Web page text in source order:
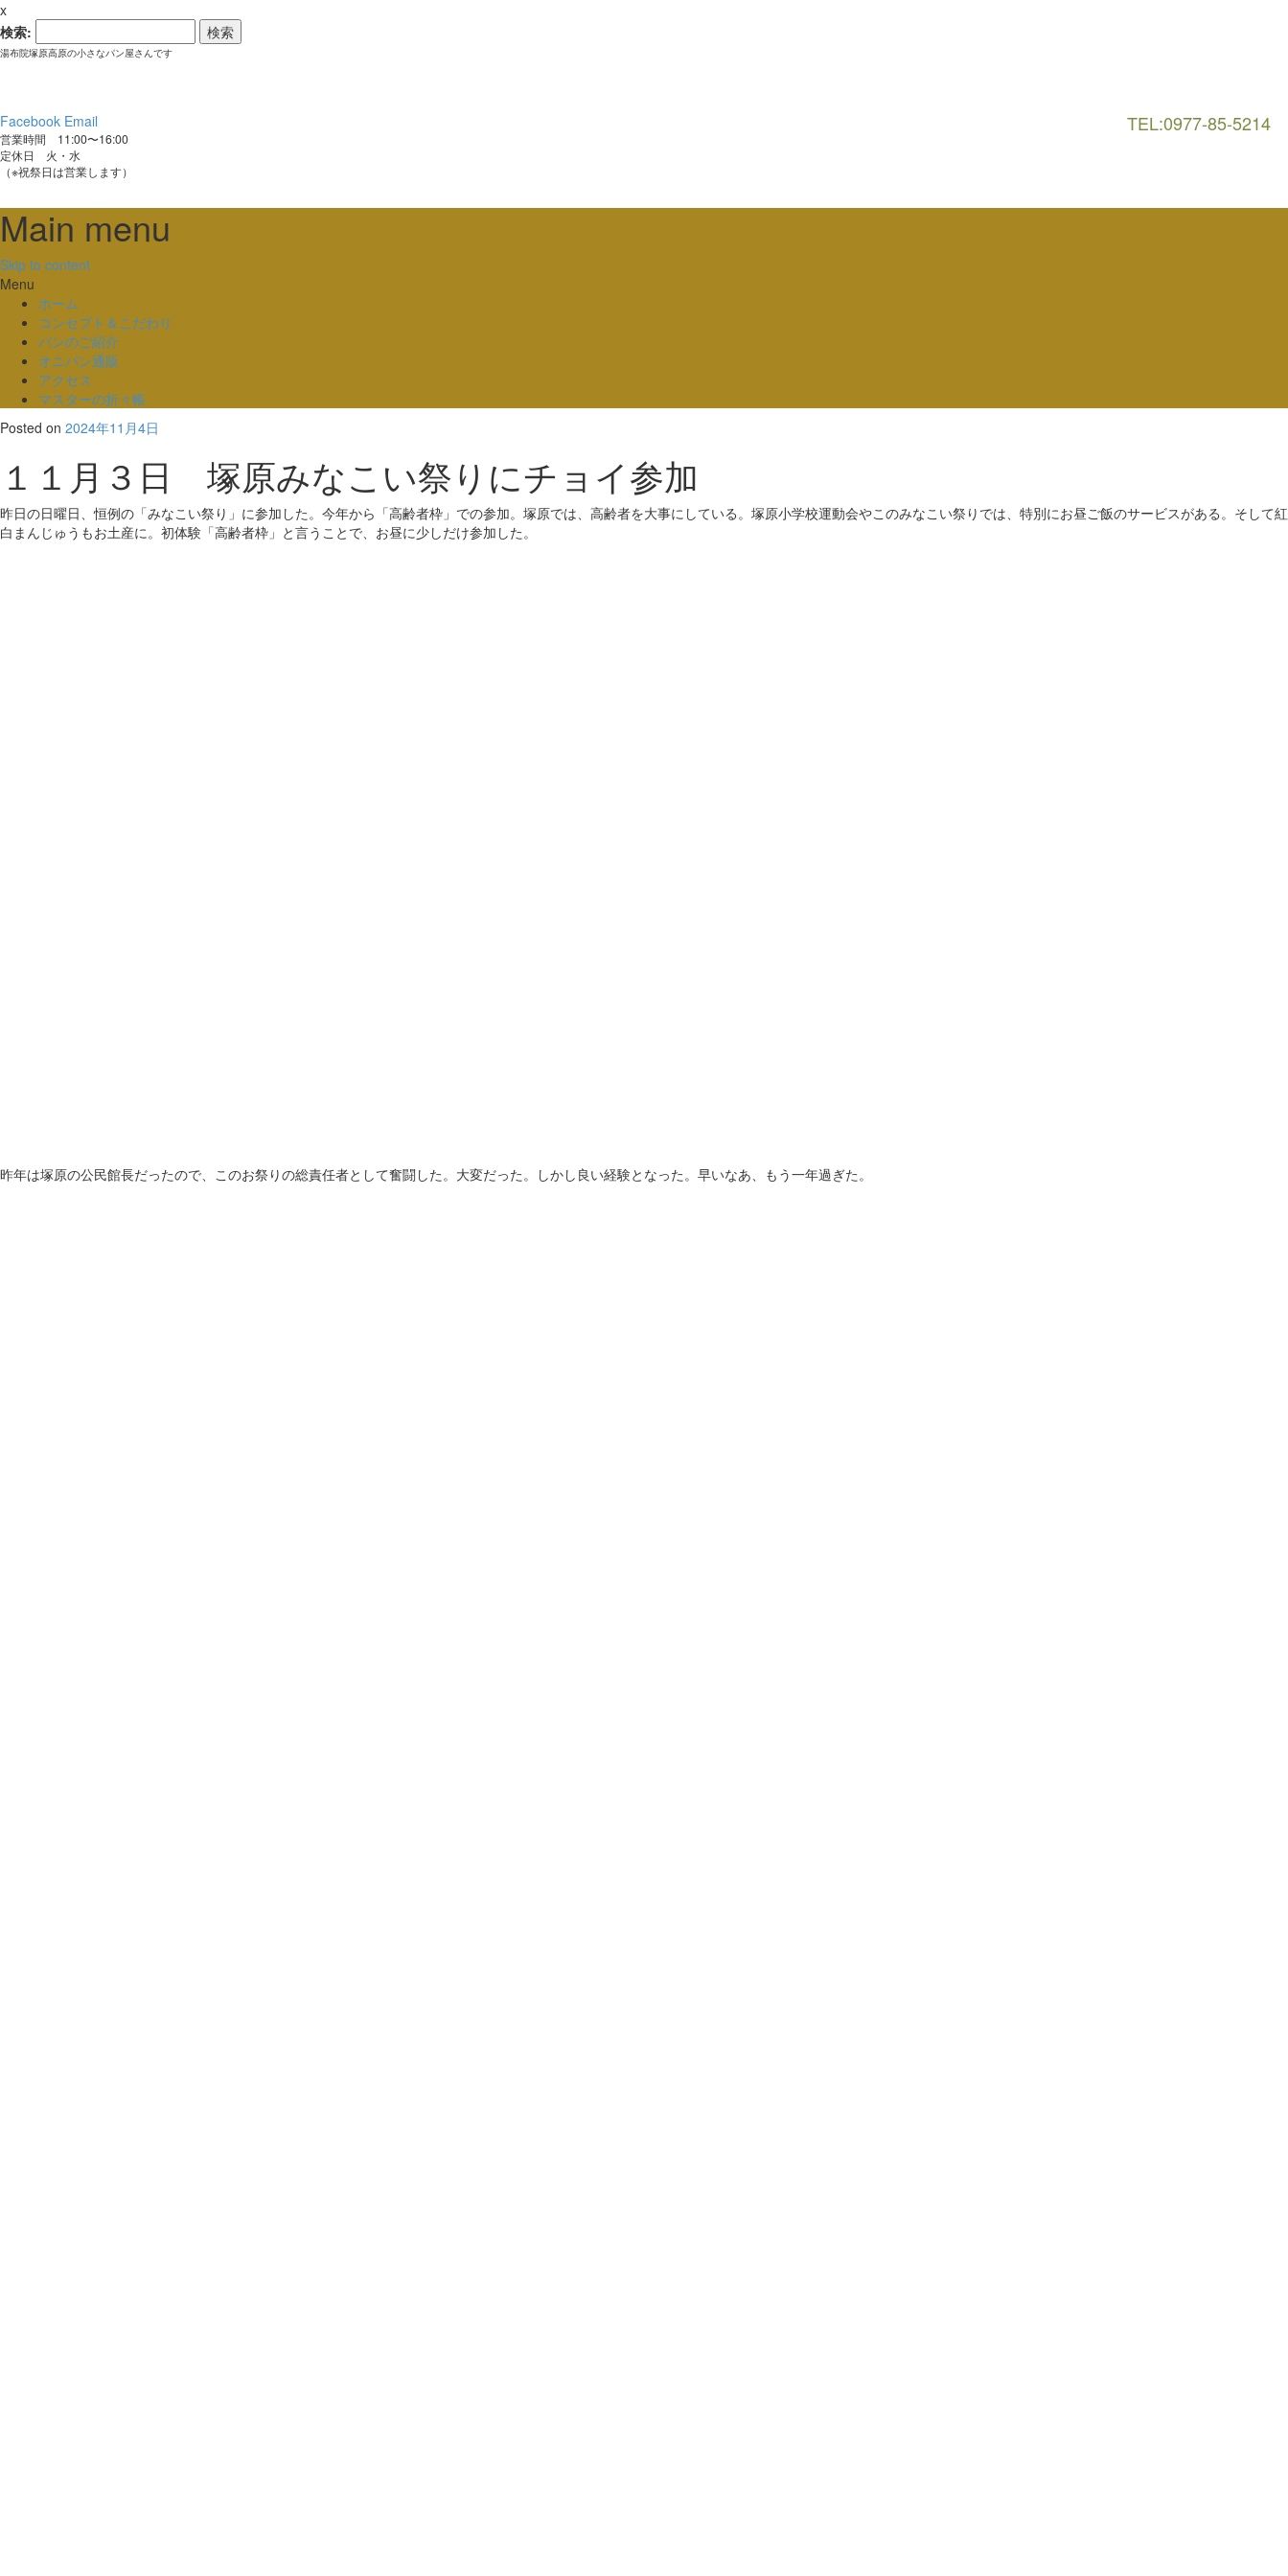
x
検索:
湯布院塚原高原の小さなパン屋さんです
TEL:0977-85-5214
Facebook Email
営業時間 11:00〜16:00
定休日 火・水
（※祝祭日は営業します）
Main menu
Skip to content
Menu
ホーム
コンセプト＆こだわり
パンのご紹介
オニパン通販
アクセス
マスターの折々帳
Posted on 2024年11月4日
１１月３日 塚原みなこい祭りにチョイ参加
昨日の日曜日、恒例の「みなこい祭り」に参加した。今年から「高齢者枠」での参加。塚原では、高齢者を大事にしている。塚原小学校運動会やこのみなこい祭りでは、特別にお昼ご飯のサービスがある。そして紅
白まんじゅうもお土産に。初体験「高齢者枠」と言うことで、お昼に少しだけ参加した。
昨年は塚原の公民館長だったので、このお祭りの総責任者として奮闘した。大変だった。しかし良い経験となった。早いなあ、もう一年過ぎた。